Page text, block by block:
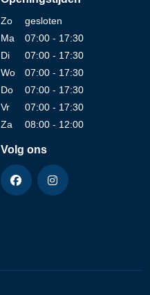
Zo
gesloten
Ma
07:00 - 17:30
Di
07:00 - 17:30
Wo
07:00 - 17:30
Do
07:00 - 17:30
Vr
07:00 - 17:30
Za
08:00 - 12:00
Volg ons